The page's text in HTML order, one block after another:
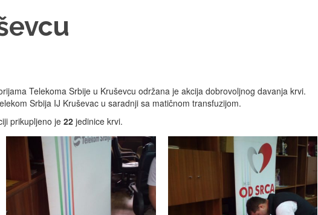
Telekoma Srbije u Kruševcu održana je akcija dobrovoljnog davanja krvi.
Srbija IJ Kruševac u saradnji sa matičnom transfuzijom.
prikupljeno je 22 jedinice krvi.